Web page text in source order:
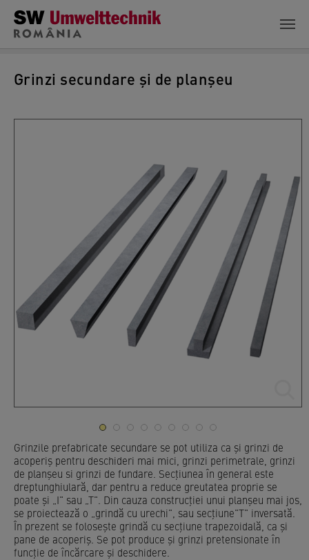
Skip to main content
Grinzi secundare și de planșeu
Grinzile prefabricate secundare se pot utiliza ca și grinzi de
acoperiș pentru deschideri mai mici, grinzi perimetrale, grinzi
de planșeu si grinzi de fundare. Secțiunea în general este
dreptunghiulară, dar pentru a reduce greutatea proprie se
poate și „I" sau „T". Din cauza construcției unui planșeu mai jos,
se proiectează o „grindă cu urechi", sau secțiune"T" inversată.
În prezent se folosește grindă cu secțiune trapezoidală, ca și
pane de acoperiș. Se pot produce și grinzi pretensionate în
funcție de încărcare și deschidere.